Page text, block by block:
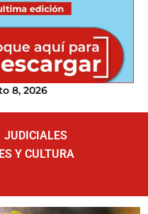
8, 2026
JUDICIALES
Y CULTURA